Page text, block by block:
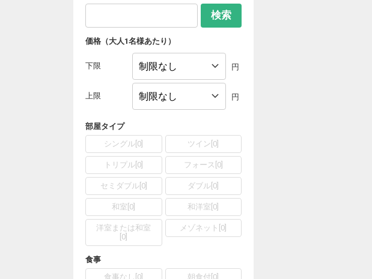
検索
価格（大人1名様あたり）
下限 円
上限 円
部屋タイプ
シングル 0 ツイン 0
トリプル 0 フォース 0]
セミダブル[ 0] ダブル 0
和室 0 和洋室 0
洋室または和室
0
メゾネット 0
食事
食事なし 0 朝食付 0